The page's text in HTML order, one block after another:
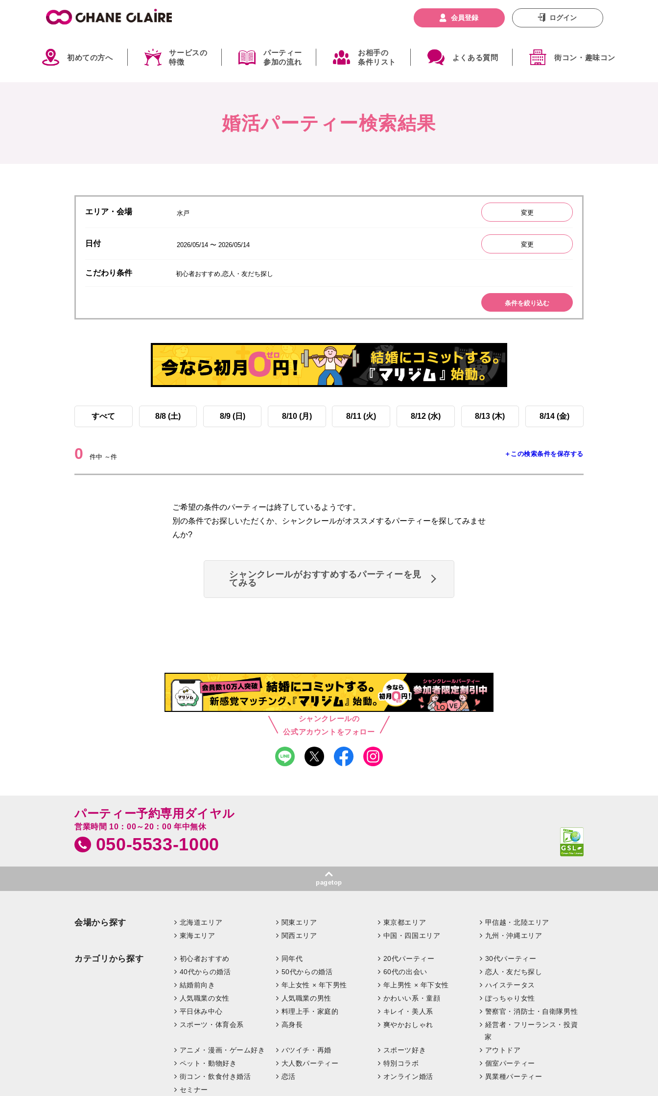
初めての方へ
サービスの
特徴
パーティー
参加の流れ
お相手の
条件リスト
よくある質問 街コン・趣味コン
会員登録 ログイン
婚活パーティー検索結果
エリア・会場 水戸 変更
日付 2026/05/14 〜 2026/05/14 変更
こだわり条件 初心者おすすめ,恋人・友だち探し
条件を絞り込む
すべて 8/8 (土) 8/9 (日) 8/10 (月) 8/11 (火) 8/12 (水) 8/13 (木) 8/14 (金)
0 件中 ～件 ＋この検索条件を保存する
ご希望の条件のパーティーは終了しているようです。
別の条件でお探しいただくか、シャンクレールがオススメするパーティーを探してみませ
んか?
シャンクレールがおすすめするパーティーを見
てみる
シャンクレールの
公式アカウントをフォロー
パーティー予約専用ダイヤル
営業時間 10：00～20：00 年中無休
050-5533-1000
pagetop
会場から探す 北海道エリア 関東エリア 東京都エリア
甲信越・北陸エリア
東海エリア
関西エリア 中国・四国エリア 九州・沖縄エリア
カテゴリから探す 初心者おすすめ 同年代 20代パーティー
30代パーティー
40代からの婚活
50代からの婚活 60代の出会い
恋人・友だち探し
結婚前向き
年上女性 × 年下男性 年上男性 × 年下女性
ハイステータス
人気職業の女性
人気職業の男性 かわいい系・童顔
ぽっちゃり女性
平日休み中心
料理上手・家庭的 キレイ・美人系
警察官・消防士・自衛隊男性
スポーツ・体育会系
高身長 爽やかおしゃれ
経営者・フリーランス・投資
家
アニメ・漫画・ゲーム好き
バツイチ・再婚 スポーツ好き
アウトドア
ペット・動物好き
大人数パーティー 特別コラボ
個室パーティー
街コン・飲食付き婚活
恋活 オンライン婚活
異業種パーティー
セミナー